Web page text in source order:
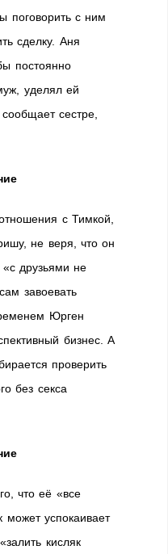
поговорить с ним
сделку. Аня
постоянно
уделял ей
сестре,
с Тимкой,
не веря, что он
«с друзьями не
завоевать
Юрген
бизнес. А
проверить
без секса
что её «все
может успокаивает
кисляк